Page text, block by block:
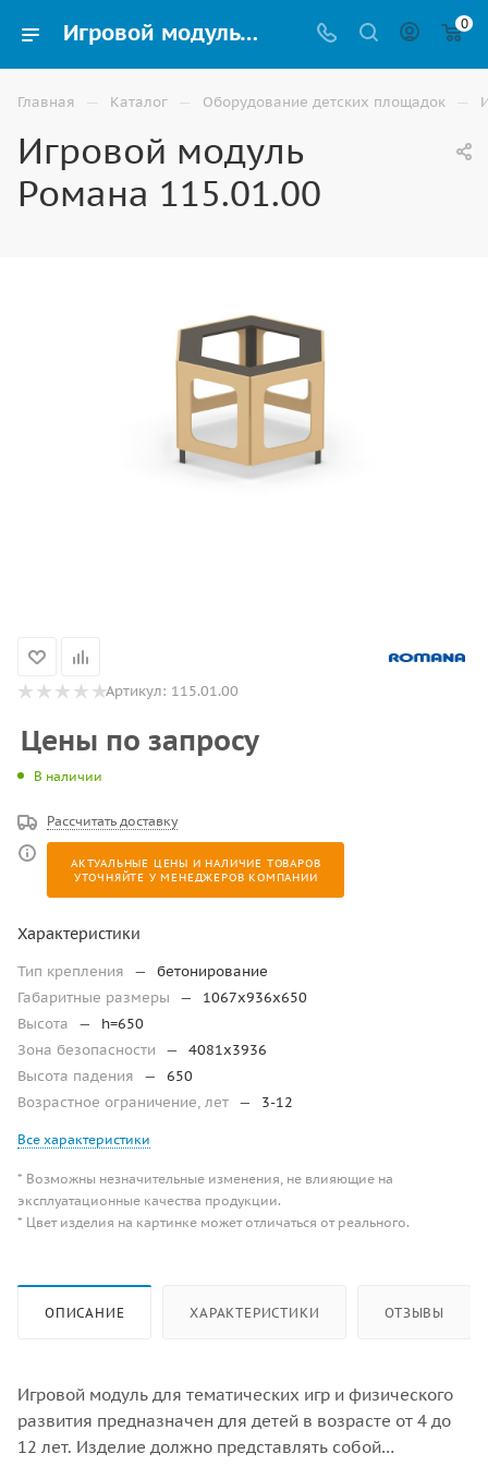
Игровой модуль Романа 115.01.00 для детской площадки купить в Астрахани 0
Главная — Каталог — Оборудование детских площадок —
Игровой модуль
Романа 115.01.00
Артикул: 115.01.00
Цены по запросу
В наличии
Рассчитать доставку
АКТУАЛЬНЫЕ ЦЕНЫ И НАЛИЧИЕ ТОВАРОВ
УТОЧНЯЙТЕ У МЕНЕДЖЕРОВ КОМПАНИИ
Характеристики
Тип крепления —
бетонирование
Габаритные размеры
—
1067х936х650
Высота
—
h=650
Зона безопасности
—
4081х3936
Высота падения
—
650
Возрастное ограничение, лет — 3-12
Все характеристики
* Возможны незначительные изменения, не влияющие на
эксплуатационные качества продукции.
* Цвет изделия на картинке может отличаться от реального.
ОПИСАНИЕ ХАРАКТЕРИСТИКИ ОТЗЫВЫ
Игровой модуль для тематических игр и физического
развития предназначен для детей в возрасте от 4 до
12 лет. Изделие должно представлять собой